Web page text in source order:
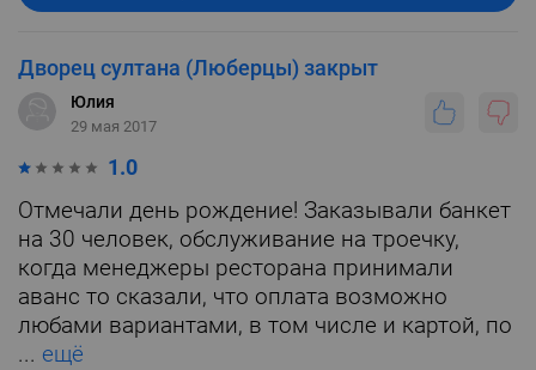
Дворец султана (Люберцы) закрыт
Юлия
29 мая 2017
1.0
Отмечали день рождение! Заказывали банкет
на 30 человек, обслуживание на троечку,
когда менеджеры ресторана принимали
аванс то сказали, что оплата возможно
любами вариантами, в том числе и картой, по
... ещё